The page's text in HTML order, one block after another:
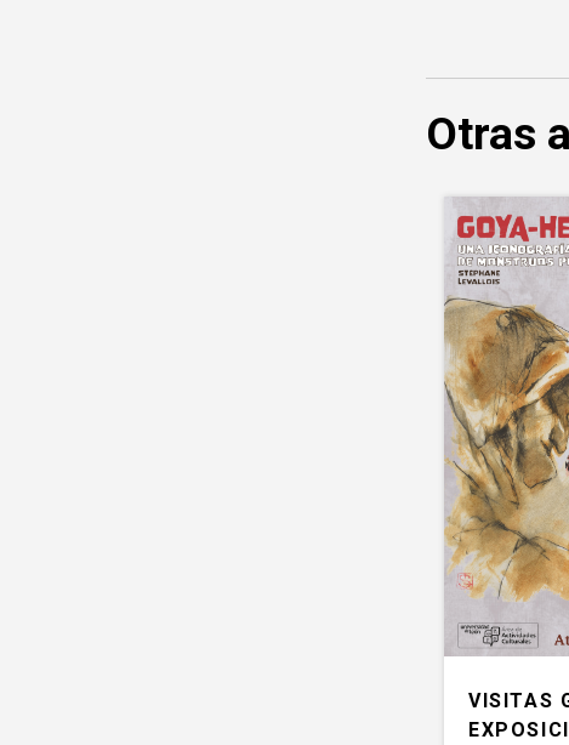
Otras
VISITAS